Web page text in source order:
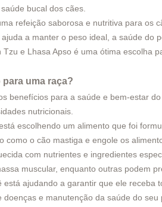
bucal dos cães.
refeição saborosa e nutritiva para
a manter o peso ideal, a saúde do
e Lhasa Apso é uma ótima
uma raça?
benefícios para a saúde e bem-estar
nutricionais.
escolhendo um alimento que foi
o cão mastiga e engole os
com nutrientes e ingredientes
muscular, enquanto outras podem
ajudando a garantir que ele
e manutenção da saúde do seu